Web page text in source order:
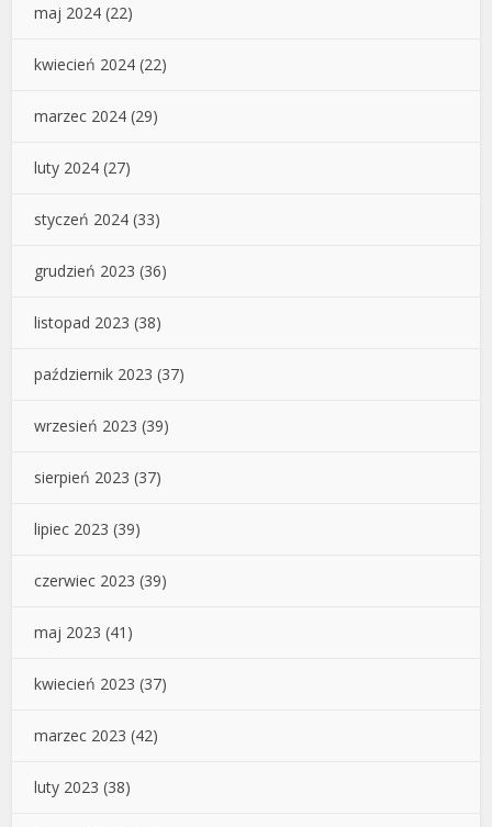
maj 2024 (22)
kwiecień 2024 (22)
marzec 2024 (29)
luty 2024 (27)
styczeń 2024 (33)
grudzień 2023 (36)
listopad 2023 (38)
październik 2023 (37)
wrzesień 2023 (39)
sierpień 2023 (37)
lipiec 2023 (39)
czerwiec 2023 (39)
maj 2023 (41)
kwiecień 2023 (37)
marzec 2023 (42)
luty 2023 (38)